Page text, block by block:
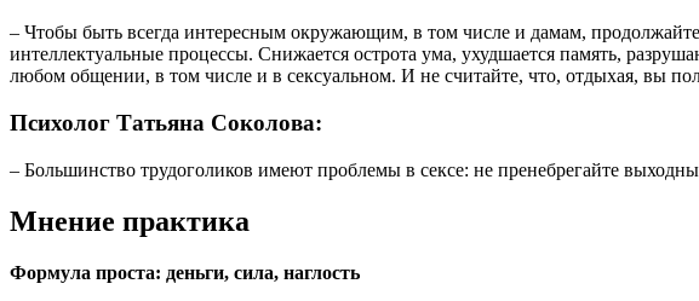
– Чтобы быть всегда интересным окружающим, в том числе и дамам,
интеллектуальные процессы. Снижается острота ума, ухудшается память,
любом общении, в том числе и в сексуальном. И не считайте, что, отдыхая, вы
Психолог Татьяна Соколова:
– Большинство трудоголиков имеют проблемы в сексе: не пренебрегайте
Мнение практика
Формула проста: деньги, сила, наглость